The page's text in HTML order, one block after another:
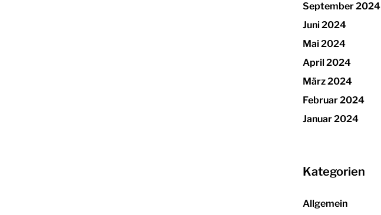
September 2024
Juni 2024
Mai 2024
April 2024
März 2024
Februar 2024
Januar 2024
Kategorien
Allgemein